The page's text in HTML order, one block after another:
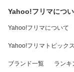
Yahoo!フリマにつ
Yahoo!フリマについて
Yahoo!フリマトピックス
ブランド一覧 ランキ